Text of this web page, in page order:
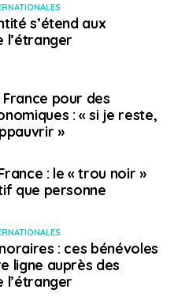
s’étend aux
l’étranger
pour des
: « si je reste,
»
: le « trou noir »
que personne
: ces bénévoles
ligne auprès des
l’étranger